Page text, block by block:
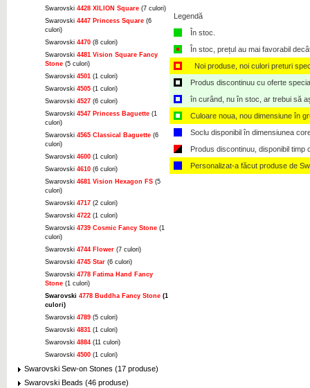
Swarovski 4428 XILION Square (7 culori)
Swarovski 4447 Princess Square (6
culori)
Swarovski 4470 (8 culori)
Swarovski 4481 Vision Square Fancy
Stone (5 culori)
Swarovski 4501 (1 culori)
Swarovski 4505 (1 culori)
Swarovski 4527 (6 culori)
Swarovski 4547 Princess Baguette (1
culori)
Swarovski 4565 Classical Baguette (6
culori)
Swarovski 4600 (1 culori)
Swarovski 4610 (6 culori)
Swarovski 4681 Vision Hexagon FS (5
culori)
Swarovski 4717 (2 culori)
Swarovski 4722 (1 culori)
Swarovski 4739 Cosmic Fancy Stone (1
culori)
Swarovski 4744 Flower (7 culori)
Swarovski 4745 Star (6 culori)
Swarovski 4778 Fatima Hand Fancy
Stone (1 culori)
Swarovski 4778 Buddha Fancy Stone (1
culori)
Swarovski 4789 (5 culori)
Swarovski 4831 (1 culori)
Swarovski 4884 (11 culori)
Swarovski 4500 (1 culori)
Swarovski Sew-on Stones (17 produse)
Swarovski Beads (46 produse)
Legendă
În stoc.
În stoc, prețul au mai favorabil
Noi produse, noi culori preturi
Produs discontinuu cu oferte
în curând, nu în stoc, ar trebui să
Culoare noua, nou dimensiune în
Soclu disponibil în dimensiunea
Produs discontinuu, disponibil timp
Personalizat-a făcut produse de